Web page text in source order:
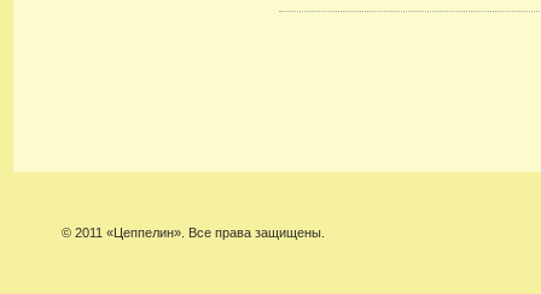
© 2011 «Цеппелин». Все права защищены.